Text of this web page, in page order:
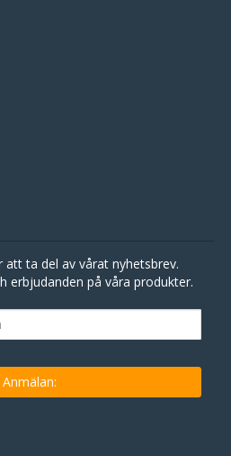
att ta del av vårat nyhetsbrev.
erbjudanden på våra produkter.